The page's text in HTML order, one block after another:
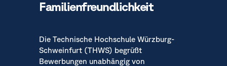
Familienfreundlichkeit
Die Technische Hochschule Würzburg-
Schweinfurt (THWS) begrüßt
Bewerbungen unabhängig von